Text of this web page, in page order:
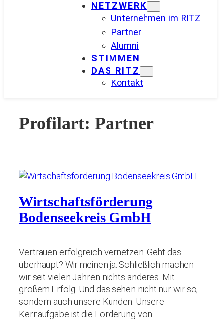
NETZWERK
Unternehmen im RITZ
Partner
Alumni
STIMMEN
DAS RITZ
Kontakt
Profilart: Partner
Wirtschaftsförderung
Bodenseekreis GmbH
Vertrauen erfolgreich vernetzen. Geht das
überhaupt? Wir meinen ja. Schließlich machen
wir seit vielen Jahren nichts anderes. Mit
großem Erfolg. Und das sehen nicht nur wir so,
sondern auch unsere Kunden. Unsere
Kernaufgabe ist die Förderung von